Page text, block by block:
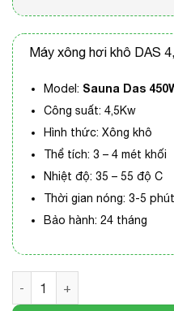
Máy xông hơi khô DAS
Model: Sauna Das
Công suất: 4,5Kw
Hình thức: Xông khô
Thể tích: 3 – 4 mét khối
Nhiệt độ: 35 – 55 độ C
Thời gian nóng: 3-5 phút
Bảo hành: 24 tháng
Máy xông hơi khô Das